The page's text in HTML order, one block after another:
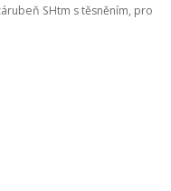
SHtm s těsněním, pro